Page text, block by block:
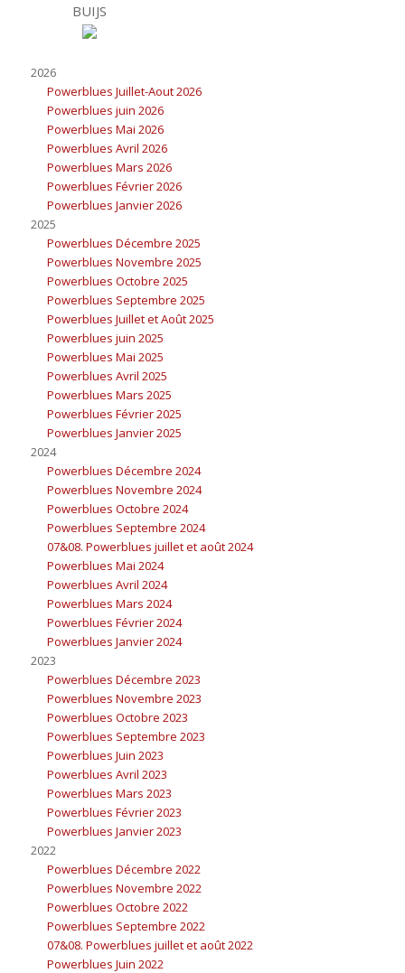
BUIJS
2026
Powerblues Juillet-Aout 2026
Powerblues juin 2026
Powerblues Mai 2026
Powerblues Avril 2026
Powerblues Mars 2026
Powerblues Février 2026
Powerblues Janvier 2026
2025
Powerblues Décembre 2025
Powerblues Novembre 2025
Powerblues Octobre 2025
Powerblues Septembre 2025
Powerblues Juillet et Août 2025
Powerblues juin 2025
Powerblues Mai 2025
Powerblues Avril 2025
Powerblues Mars 2025
Powerblues Février 2025
Powerblues Janvier 2025
2024
Powerblues Décembre 2024
Powerblues Novembre 2024
Powerblues Octobre 2024
Powerblues Septembre 2024
07&08. Powerblues juillet et août 2024
Powerblues Mai 2024
Powerblues Avril 2024
Powerblues Mars 2024
Powerblues Février 2024
Powerblues Janvier 2024
2023
Powerblues Décembre 2023
Powerblues Novembre 2023
Powerblues Octobre 2023
Powerblues Septembre 2023
Powerblues Juin 2023
Powerblues Avril 2023
Powerblues Mars 2023
Powerblues Février 2023
Powerblues Janvier 2023
2022
Powerblues Décembre 2022
Powerblues Novembre 2022
Powerblues Octobre 2022
Powerblues Septembre 2022
07&08. Powerblues juillet et août 2022
Powerblues Juin 2022